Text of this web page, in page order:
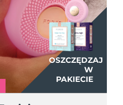
OSZCZĘDZAJ
W
PAKIECIE
OSZCZĘDZAJ
W
PAKIECIE
OSZCZĘDZAJ
W
PAKIECIE